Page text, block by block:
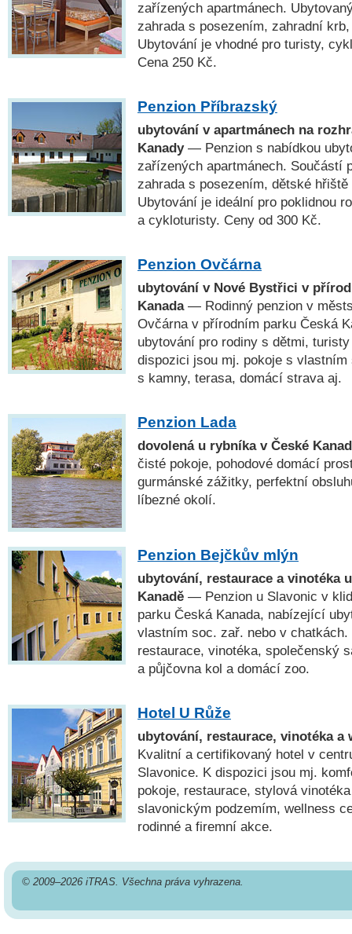
zařízených apartmánech.
zahrada s posezením, zahradní
Ubytování je vhodné pro turisty,
Cena 250 Kč.
Penzion Příbrazský
ubytování v apartmánech na
Kanady— Penzion s nabídkou
zařízených apartmánech. Součástí
zahrada s posezením, dětské
Ubytování je ideální pro poklidnou
a cykloturisty. Ceny od 300 Kč.
Penzion Ovčárna
ubytování v Nové Bystřici v
Kanada— Rodinný penzion v
Ovčárna v přírodním parku Česká
ubytování pro rodiny s dětmi,
dispozici jsou mj. pokoje s
s kamny, terasa, domácí strava aj.
Penzion Lada
dovolená u rybníka v České
čisté pokoje, pohodové domácí
gurmánské zážitky, perfektní
líbezné okolí.
Penzion Bejčkův mlýn
ubytování, restaurace a vinotéka
Kanadě — Penzion u Slavonic v
parku Česká Kanada, nabízející
vlastním soc. zař. nebo v
restaurace, vinotéka, společenský
a půjčovna kol a domácí zoo.
Hotel U Růže
ubytování, restaurace, vinotéka a
Kvalitní a certifikovaný hotel v
Slavonice. K dispozici jsou mj.
pokoje, restaurace, stylová
slavonickým podzemím, wellness
rodinné a firemní akce.
© 2009–2026 iTRAS. Všechna práva vyhrazena.